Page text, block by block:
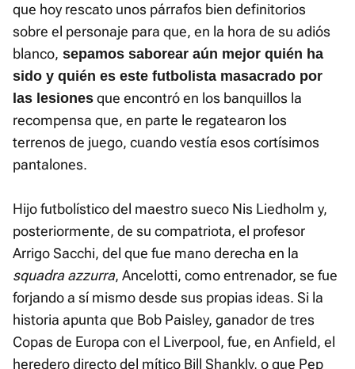
que hoy rescato unos párrafos bien definitorios
sobre el personaje para que, en la hora de su adiós
blanco, sepamos saborear aún mejor quién ha
sido y quién es este futbolista masacrado por
las lesiones que encontró en los banquillos la
recompensa que, en parte le regatearon los
terrenos de juego, cuando vestía esos cortísimos
pantalones.
Hijo futbolístico del maestro sueco Nis Liedholm y,
posteriormente, de su compatriota, el profesor
Arrigo Sacchi, del que fue mano derecha en la
squadra azzurra, Ancelotti, como entrenador, se fue
forjando a sí mismo desde sus propias ideas. Si la
historia apunta que Bob Paisley, ganador de tres
Copas de Europa con el Liverpool, fue, en Anfield, el
heredero directo del mítico Bill Shankly, o que Pep